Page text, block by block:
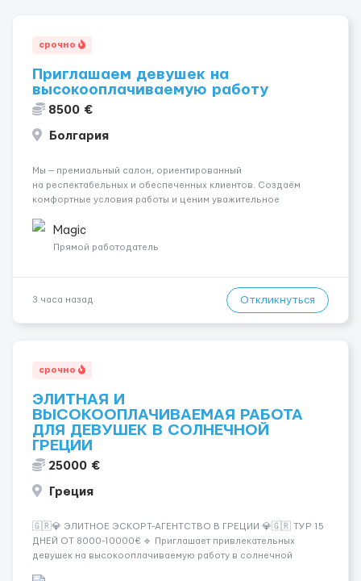
срочно
Приглашаем девушек на
высокооплачиваемую работу
8500 €
Болгария
Мы — премиальный салон, ориентированный
на респектабельных и обеспеченных клиентов. Создаём
комфортные условия работы и ценим уважительное
💎 Высокий доход — от 2000 € в неделю и выше 💎 Честная
сис...
Magic
Прямой работодатель
3 часа назад Откликнуться
срочно
ЭЛИТНАЯ И
ВЫСОКООПЛАЧИВАЕМАЯ РАБОТА
ДЛЯ ДЕВУШЕК В СОЛНЕЧНОЙ
ГРЕЦИИ
25000 €
Греция
🇬🇷💎 ЭЛИТНОЕ ЭСКОРТ-АГЕНТСТВО В ГРЕЦИИ 💎🇬🇷 ТУР 15
ДНЕЙ ОТ 8000-10000€ 🔹 Приглашает привлекательных
девушек на высокооплачиваемую работу в солнечной